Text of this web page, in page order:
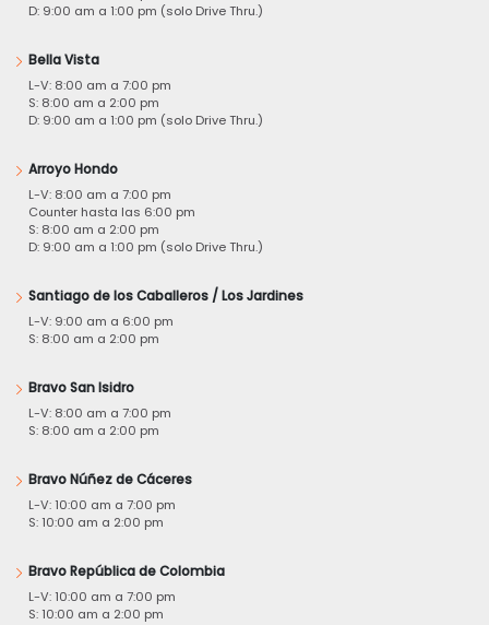
D: 9:00 am a 1:00 pm (solo Drive Thru.)
Bella Vista
L-V: 8:00 am a 7:00 pm
S: 8:00 am a 2:00 pm
D: 9:00 am a 1:00 pm (solo Drive Thru.)
Arroyo Hondo
L-V: 8:00 am a 7:00 pm
Counter hasta las 6:00 pm
S: 8:00 am a 2:00 pm
D: 9:00 am a 1:00 pm (solo Drive Thru.)
Santiago de los Caballeros / Los Jardines
L-V: 9:00 am a 6:00 pm
S: 8:00 am a 2:00 pm
Bravo San Isidro
L-V: 8:00 am a 7:00 pm
S: 8:00 am a 2:00 pm
Bravo Núñez de Cáceres
L-V: 10:00 am a 7:00 pm
S: 10:00 am a 2:00 pm
Bravo República de Colombia
L-V: 10:00 am a 7:00 pm
S: 10:00 am a 2:00 pm